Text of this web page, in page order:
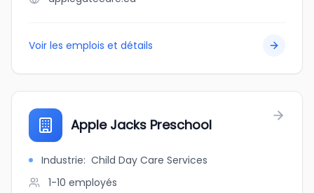
Voir les emplois et détails
Apple Jacks Preschool
Industrie: Child Day Care Services
1-10 employés